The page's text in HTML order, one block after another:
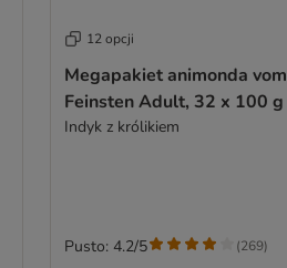
12 opcji
Megapakiet animonda vom
Feinsten Adult, 32 x 100 g
Indyk z królikiem
Pusto: 4.2/5 (269)